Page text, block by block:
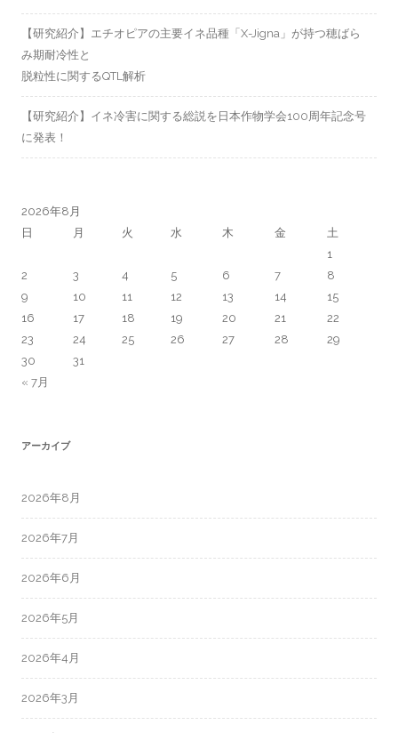
【研究紹介】エチオピアの主要イネ品種「X-Jigna」が持つ穂ばら
み期耐冷性と
脱粒性に関するQTL解析
【研究紹介】イネ冷害に関する総説を日本作物学会100周年記念号
に発表！
2026年8月
日
月 火 水 木 金 土
« 7月
1
2
3 4 5 6 7
8
9
10 11 12 13 14
15
16
17 18 19 20 21
22
23
24 25 26 27 28
29
30
31
アーカイブ
2026年8月
2026年7月
2026年6月
2026年5月
2026年4月
2026年3月